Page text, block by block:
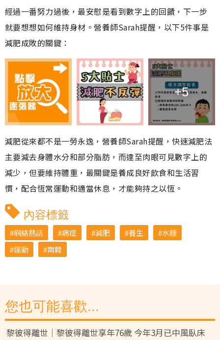
經過一番努力過後，最安慰是看到數字上的回饋，下一步
就要想想如何維持身材。營養師Sarah提醒，以下5件事是
減肥成敗的關鍵：
+5
減肥從來都不是一勞永逸，營養師Sarah提醒，快速減肥法
主要減去身體水分和部分脂肪，而達至肉眼可見數字上的
減少，但要維持體重，最關鍵是養成良好飲食和生活習
慣，配合恆常運動和適當休息，才能夠持之以恆。
內容標籤
網絡熱話 痛症 減肥 養生
水腫
運動
南韓
您也可能喜歡...
黎彼得離世｜黎彼得離世享年76歲 今年3月已中風臥床